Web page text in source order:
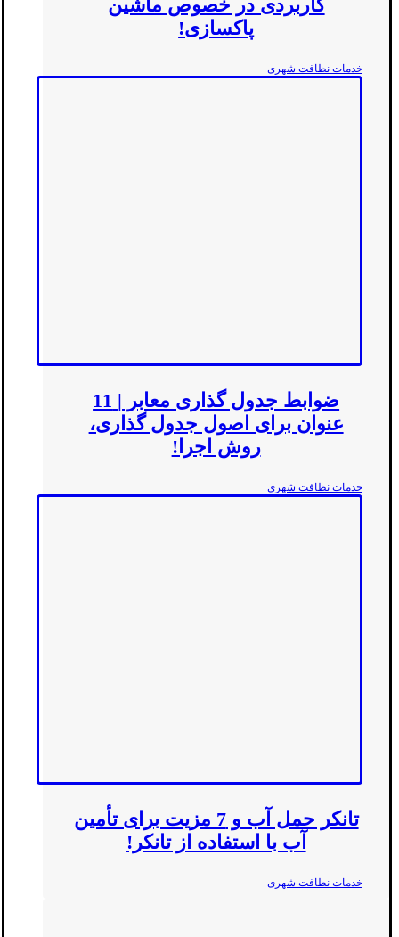
کاربردی در خصوص ماشین
پاکسازی!
خدمات نظافت شهری
ضوابط جدول گذاری معابر | 11
عنوان برای اصول جدول گذاری،
روش اجرا!
خدمات نظافت شهری
تانکر حمل آب و 7 مزیت برای تأمین
آب با استفاده از تانکر!
خدمات نظافت شهری